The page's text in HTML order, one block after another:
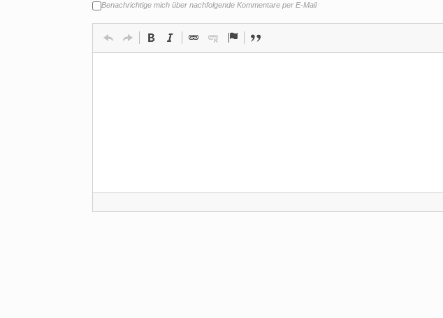
Benachrichtige mich über nachfolgende Kommentare per E-Mail